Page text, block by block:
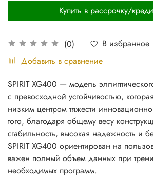
(0)
В избранное
Добавить в сравнение
Купить в рассрочку/
SPIRIT XG400 — модель
с превосходной устойчивостью,
низким центром тяжести
того, благодаря общему весу
стабильность, высокая надежность и
SPIRIT XG400 ориентирован на
важен полный объем данных при
необходимых программ.